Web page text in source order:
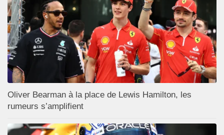
Oliver Bearman à la place de Lewis Hamilton, les
rumeurs s’amplifient